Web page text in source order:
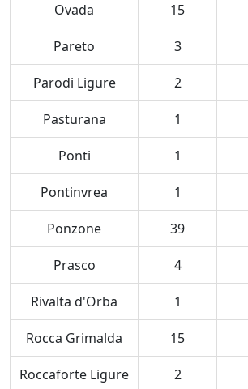
Ovada 15
Pareto 3
Parodi Ligure 2
Pasturana 1
Ponti 1
Pontinvrea 1
Ponzone 39
Prasco 4
Rivalta d'Orba 1
Rocca Grimalda 15
Roccaforte Ligure 2